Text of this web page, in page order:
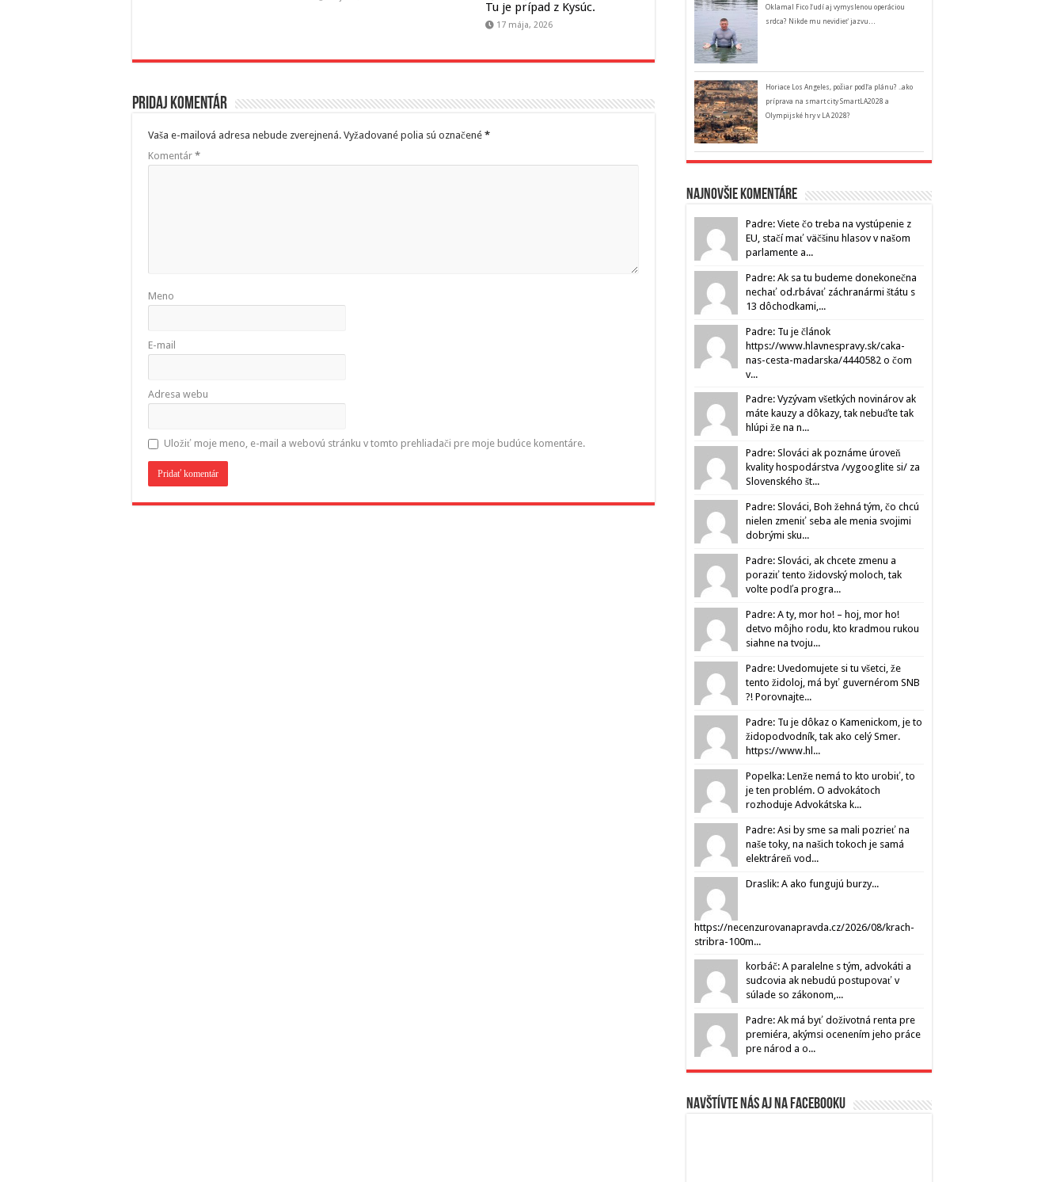
Tu je prípad z Kysúc.
17 mája, 2026
Pridaj komentár
Vaša e-mailová adresa nebude zverejnená. Vyžadované polia sú označené *
Komentár *
Meno
E-mail
Adresa webu
Uložiť moje meno, e-mail a webovú stránku v tomto prehliadači pre moje budúce komentáre.
Oklamal Fico ľudí aj vymyslenou operáciou
srdca? Nikde mu nevidieť jazvu…
Horiace Los Angeles, požiar podľa plánu? ..ako
príprava na smart city SmartLA2028 a
Olympijské hry v LA 2028?
Najnovšie komentáre
Padre: Viete čo treba na vystúpenie z
EU, stačí mať väčšinu hlasov v našom
parlamente a...
Padre: Ak sa tu budeme donekonečna
nechať od.rbávať záchranármi štátu s
13 dôchodkami,...
Padre: Tu je článok
https://www.hlavnespravy.sk/caka-
nas-cesta-madarska/4440582 o čom
v...
Padre: Vyzývam všetkých novinárov ak
máte kauzy a dôkazy, tak nebuďte tak
hlúpi že na n...
Padre: Slováci ak poznáme úroveň
kvality hospodárstva /vygooglite si/ za
Slovenského št...
Padre: Slováci, Boh žehná tým, čo chcú
nielen zmeniť seba ale menia svojimi
dobrými sku...
Padre: Slováci, ak chcete zmenu a
poraziť tento židovský moloch, tak
volte podľa progra...
Padre: A ty, mor ho! – hoj, mor ho!
detvo môjho rodu, kto kradmou rukou
siahne na tvoju...
Padre: Uvedomujete si tu všetci, že
tento židoloj, má byť guvernérom SNB
?! Porovnajte...
Padre: Tu je dôkaz o Kamenickom, je to
židopodvodník, tak ako celý Smer.
https://www.hl...
Popelka: Lenže nemá to kto urobiť, to
je ten problém. O advokátoch
rozhoduje Advokátska k...
Padre: Asi by sme sa mali pozrieť na
naše toky, na našich tokoch je samá
elektráreň vod...
Draslik: A ako fungujú burzy...
https://necenzurovanapravda.cz/2026/08/krach-
stribra-100m...
korbáč: A paralelne s tým, advokáti a
sudcovia ak nebudú postupovať v
súlade so zákonom,...
Padre: Ak má byť doživotná renta pre
premiéra, akýmsi ocenením jeho práce
pre národ a o...
Navštívte nás aj na Facebooku